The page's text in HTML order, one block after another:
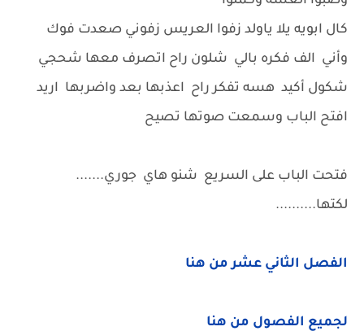
كال ابويه يلا ياولد زفوا العريس زفوني صعدت فوك
وأني الف فكره بالي شلون راح اتصرف معها شحجي
شكول أكيد هسه تفكر راح اعذبها بعد واضربها اريد
افتح الباب وسمعت صوتها تصيح
فتحت الباب على السريع شنو هاي جوري.......
لكتها..........
الفصل الثاني عشر من هنا
لجميع الفصول من هنا